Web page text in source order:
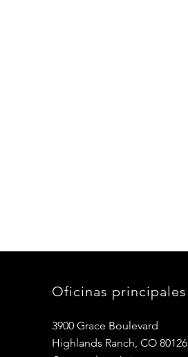
Oficinas principales
3900 Grace Boulevard
Highlands Ranch, CO 80126